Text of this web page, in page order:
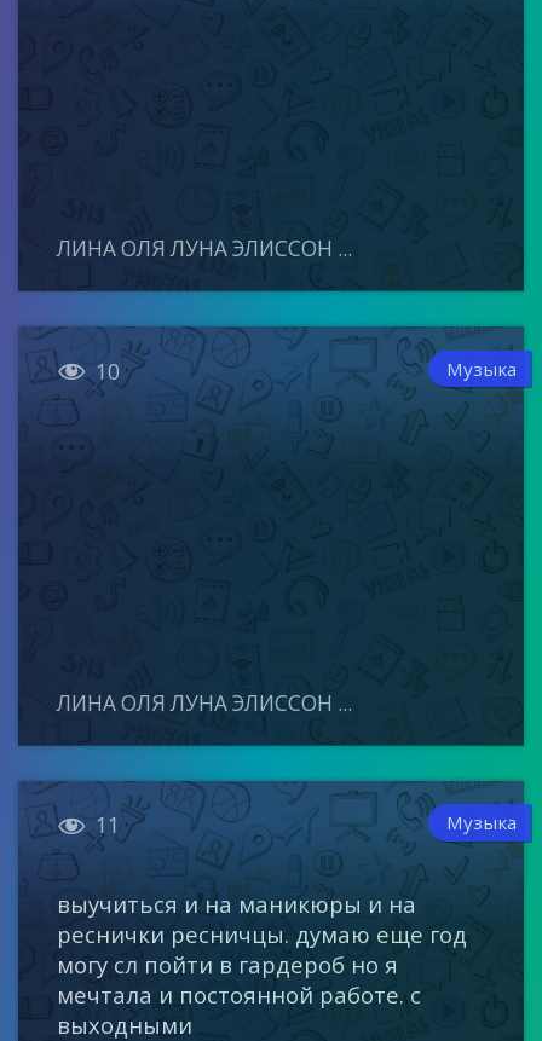
ЛИНА ОЛЯ ЛУНА ЭЛИССОН ...
 10 Музыка
ЛИНА ОЛЯ ЛУНА ЭЛИССОН ...
 11 Музыка
выучиться и на маникюры и на
реснички ресничцы. думаю еще год
могу сл пойти в гардероб но я
мечтала и постоянной работе. с
выходными